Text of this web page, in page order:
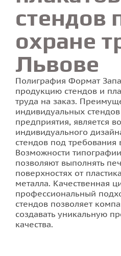
стендов
охране
Львове
Полиграфия Формат
продукцию стендов и
труда на заказ.
индивидуальных
предприятия, является
индивидуального
стендов под
Возможности
позволяют выполнять
поверхностях от
металла. Качественная
профессиональный
стендов позволяет
создавать уникальную
качества.